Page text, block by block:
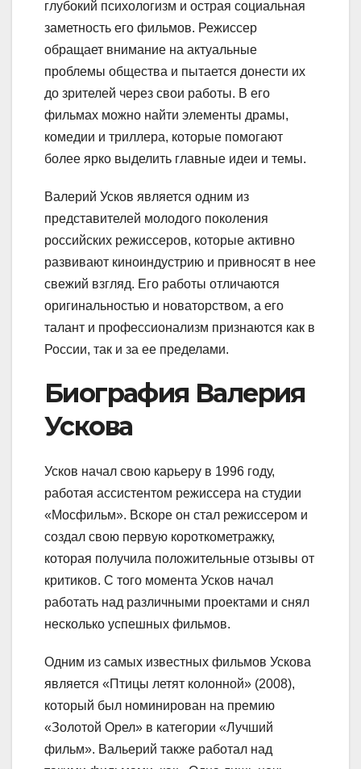
глубокий психологизм и острая социальная
заметность его фильмов. Режиссер
обращает внимание на актуальные
проблемы общества и пытается донести их
до зрителей через свои работы. В его
фильмах можно найти элементы драмы,
комедии и триллера, которые помогают
более ярко выделить главные идеи и темы.
Валерий Усков является одним из
представителей молодого поколения
российских режиссеров, которые активно
развивают киноиндустрию и привносят в нее
свежий взгляд. Его работы отличаются
оригинальностью и новаторством, а его
талант и профессионализм признаются как в
России, так и за ее пределами.
Биография Валерия
Ускова
Усков начал свою карьеру в 1996 году,
работая ассистентом режиссера на студии
«Мосфильм». Вскоре он стал режиссером и
создал свою первую короткометражку,
которая получила положительные отзывы от
критиков. С того момента Усков начал
работать над различными проектами и снял
несколько успешных фильмов.
Одним из самых известных фильмов Ускова
является «Птицы летят колонной» (2008),
который был номинирован на премию
«Золотой Орел» в категории «Лучший
фильм». Вальерий также работал над